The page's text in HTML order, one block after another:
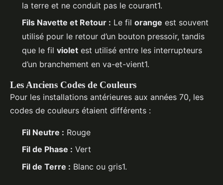
la terre et ne conduit pas le courant1.
Fils Navette et Retour : Le fil orange est souvent
utilisé pour le retour d’un bouton pressoir, tandis
que le fil violet est utilisé entre les interrupteurs
d’un branchement en va-et-vient1.
Les Anciens Codes de Couleurs
Pour les installations antérieures aux années 70, les
codes de couleurs étaient différents :
Fil Neutre : Rouge
Fil de Phase : Vert
Fil de Terre : Blanc ou gris1.